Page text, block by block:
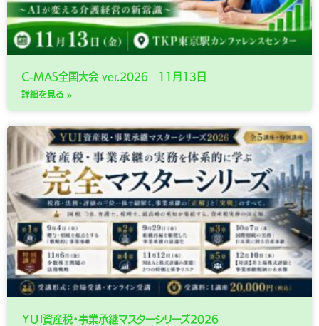
C-MAS全国大会 ver.2026 11月13日
詳細を見る »
ＹＵＩ資産税・事業承継マスターシリーズ2026